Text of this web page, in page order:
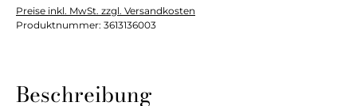
Preise inkl. MwSt. zzgl. Versandkosten
Produktnummer: 3613136003
Beschreibung